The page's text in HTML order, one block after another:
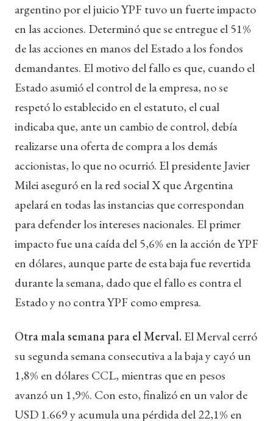
argentino por el juicio YPF tuvo un fuerte impacto
en las acciones. Determinó que se entregue el 51%
de las acciones en manos del Estado a los fondos
demandantes. El motivo del fallo es que, cuando el
Estado asumió el control de la empresa, no se
respetó lo establecido en el estatuto, el cual
indicaba que, ante un cambio de control, debía
realizarse una oferta de compra a los demás
accionistas, lo que no ocurrió. El presidente Javier
Milei aseguró en la red social X que Argentina
apelará en todas las instancias que correspondan
para defender los intereses nacionales. El primer
impacto fue una caída del 5,6% en la acción de YPF
en dólares, aunque parte de esta baja fue revertida
durante la semana, dado que el fallo es contra el
Estado y no contra YPF como empresa.
Otra mala semana para el Merval. El Merval cerró
su segunda semana consecutiva a la baja y cayó un
1,8% en dólares CCL, mientras que en pesos
avanzó un 1,9%. Con esto, finalizó en un valor de
USD 1.669 y acumula una pérdida del 22,1% en